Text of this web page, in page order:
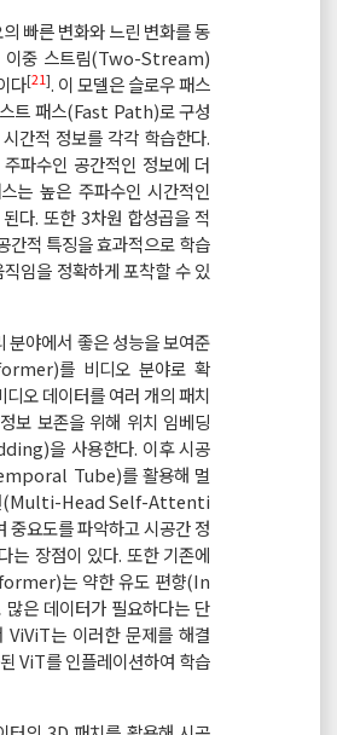
빠른 변화와 느린 변화를 동
이중 스트림(Two-Stream)
다[21]. 이 모델은 슬로우 패스
트 패스(Fast Path)로 구성
간적 정보를 각각 학습한다.
파수인 공간적인 정보에 더
는 높은 주파수인 시간적인
다. 또한 3차원 합성곱을 적
간적 특징을 효과적으로 학습
임을 정확하게 포착할 수 있
분야에서 좋은 성능을 보여준
를 비디오 분야로 확
디오 데이터를 여러 개의 패치
보 보존을 위해 위치 임베딩
을 사용한다. 이후 시공
Tube)를 활용해 멀
(Multi-Head Self-Attenti
중요도를 파악하고 시공간 정
는 장점이 있다. 또한 기존에
는 약한 유도 편향(In
은 데이터가 필요하다는 단
ViViT는 이러한 문제를 해결
ViT를 인플레이션하여 학습